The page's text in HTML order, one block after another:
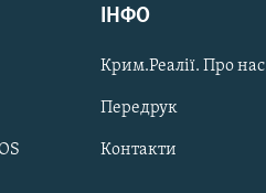
ІНФО
Крим.Реалії. Про нас
Передрук
Контакти